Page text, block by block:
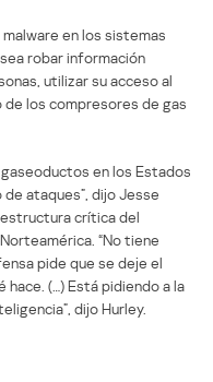
en los sistemas
robar información
utilizar su acceso al
los compresores de gas
en los Estados
ataques”, dijo Jesse
crítica del
“No tiene
pide que se deje el
hace. (…) Está pidiendo a la
dijo Hurley.